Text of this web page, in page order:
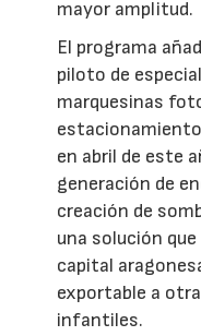
mayor amplitud.
El programa
piloto de
marquesinas
en abril de este
generación de
creación de
una solución
capital
exportable a
infantiles.